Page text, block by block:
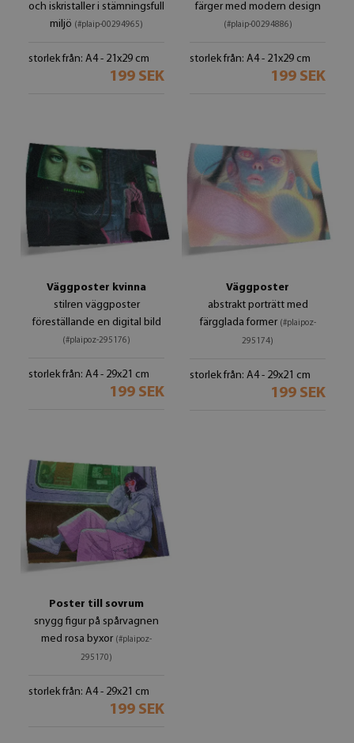
och iskristaller i stämningsfull
miljö (#plaip-00294965)
storlek från: A4 - 21x29 cm
199 SEK
färger med modern design
(#plaip-00294886)
storlek från: A4 - 21x29 cm
199 SEK
Väggposter kvinna
stilren väggposter
föreställande en digital bild
(#plaipoz-295176)
storlek från: A4 - 29x21 cm
199 SEK
Väggposter
abstrakt porträtt med
färgglada former (#plaipoz-
295174)
storlek från: A4 - 29x21 cm
199 SEK
Poster till sovrum
snygg figur på spårvagnen
med rosa byxor (#plaipoz-
295170)
storlek från: A4 - 29x21 cm
199 SEK